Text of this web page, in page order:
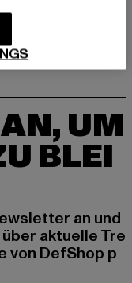
UM
BLEI
an und
aktuelle Tre
von DefShop p